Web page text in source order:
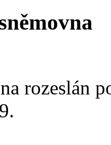
rozeslán